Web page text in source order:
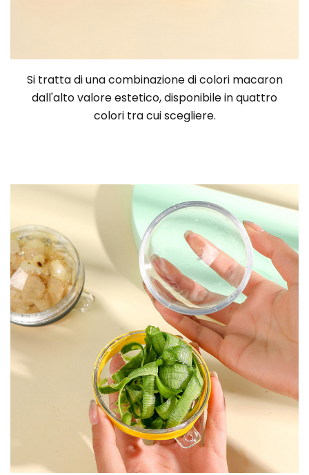
Si tratta di una combinazione di colori macaron
dall'alto valore estetico, disponibile in quattro
colori tra cui scegliere.